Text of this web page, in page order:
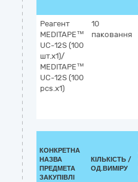
Реагент
MEDITAPE™
UC-12S (100
шт.х1)/
MEDITAPE™
UC-12S (100
pcs.х1)
10
паковання
КОНКРЕТНА
НАЗВА
ПРЕДМЕТА
ЗАКУПІВЛІ
КІЛЬКІСТЬ /
ОД.ВИМІРУ